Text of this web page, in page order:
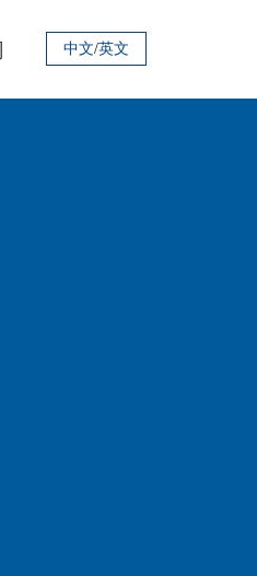
中文/英文